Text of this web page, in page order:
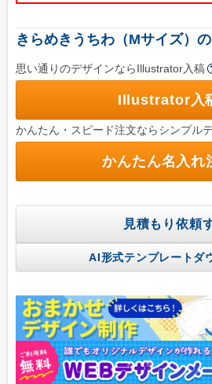
スポーツ応援うちわ
町内会のお祭りうちわ
こども向けイベント
学校(運動会・文化祭)
うちわコラム
HOW TO うちわ作り
デザインのコツ
グループサイト
レスタス
名入れカレンダー製作所
封筒印刷製作所
名入れタオル製作所
きらめきうちわ（Mサイズ）
思い通りのデザインならIllustrator入稿
Illustrator入
かんたん・スピード注文ならシンプル
かんたん名入れ
見積もり依頼
AI形式テンプレートダ